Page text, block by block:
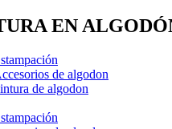
EN
de algodon
de algodon